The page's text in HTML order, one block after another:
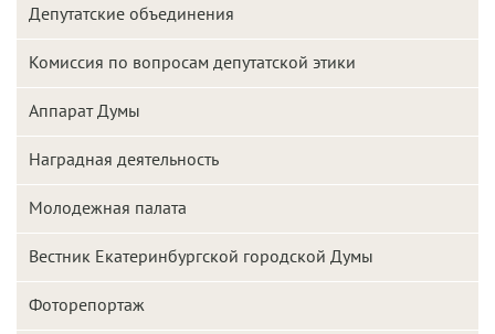
Депутатские объединения
Комиссия по вопросам депутатской этики
Аппарат Думы
Наградная деятельность
Молодежная палата
Вестник Екатеринбургской городской Думы
Фоторепортаж